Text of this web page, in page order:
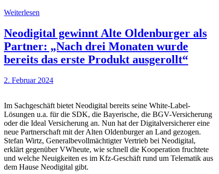
Weiterlesen
Neodigital gewinnt Alte Oldenburger als
Partner: „Nach drei Monaten wurde
bereits das erste Produkt ausgerollt“
2. Februar 2024
Im Sachgeschäft bietet Neodigital bereits seine White-Label-
Lösungen u.a. für die SDK, die Bayerische, die BGV-Versicherung
oder die Ideal Versicherung an. Nun hat der Digitalversicherer eine
neue Partnerschaft mit der Alten Oldenburger an Land gezogen.
Stefan Wirtz, Generalbevollmächtigter Vertrieb bei Neodigital,
erklärt gegenüber VWheute, wie schnell die Kooperation fruchtete
und welche Neuigkeiten es im Kfz-Geschäft rund um Telematik aus
dem Hause Neodigital gibt.